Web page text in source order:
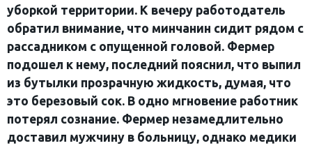
уборкой территории. К вечеру работодатель
обратил внимание, что минчанин сидит рядом с
рассадником с опущенной головой. Фермер
подошел к нему, последний пояснил, что выпил
из бутылки прозрачную жидкость, думая, что
это березовый сок. В одно мгновение работник
потерял сознание. Фермер незамедлительно
доставил мужчину в больницу, однако медики